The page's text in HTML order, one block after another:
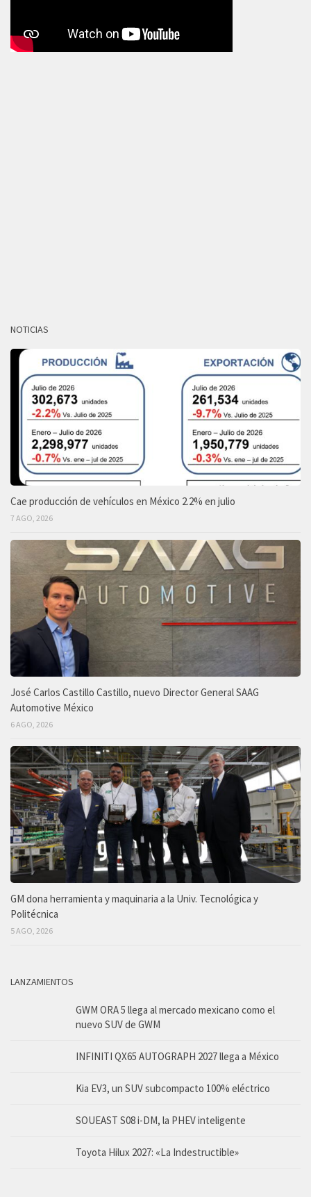
NOTICIAS
Cae producción de vehículos en México 2.2% en julio
7 AGO, 2026
José Carlos Castillo Castillo, nuevo Director General SAAG
Automotive México
6 AGO, 2026
GM dona herramienta y maquinaria a la Univ. Tecnológica y
Politécnica
5 AGO, 2026
LANZAMIENTOS
GWM ORA 5 llega al mercado mexicano como el
nuevo SUV de GWM
INFINITI QX65 AUTOGRAPH 2027 llega a México
Kia EV3, un SUV subcompacto 100% eléctrico
SOUEAST S08 i-DM, la PHEV inteligente
Toyota Hilux 2027: «La Indestructible»